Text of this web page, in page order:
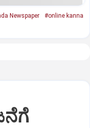
Newspaper
#online kanna